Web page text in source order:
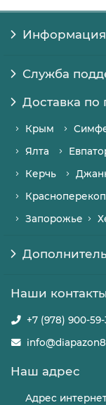
Информация
Служба
Доставка по
Крым
Ялта
Керчь
Запорожье
Наши контакты
+7 (978) 900-
Наш адрес
Адрес